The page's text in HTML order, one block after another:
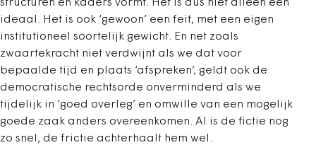
structuren en kaders vormt. Het is dus niet alleen een
ideaal. Het is ook ‘gewoon’ een feit, met een eigen
institutioneel soortelijk gewicht. En net zoals
zwaartekracht niet verdwijnt als we dat voor
bepaalde tijd en plaats ‘afspreken’, geldt ook de
democratische rechtsorde onverminderd als we
tijdelijk in ‘goed overleg’ en omwille van een mogelijk
goede zaak anders overeenkomen. Al is de fictie nog
zo snel, de frictie achterhaalt hem wel.